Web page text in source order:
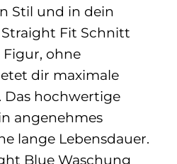
Stil und in dein
Fit Schnitt
ohne
dir maximale
Das hochwertige
angenehmes
lange Lebensdauer.
Blue Waschung